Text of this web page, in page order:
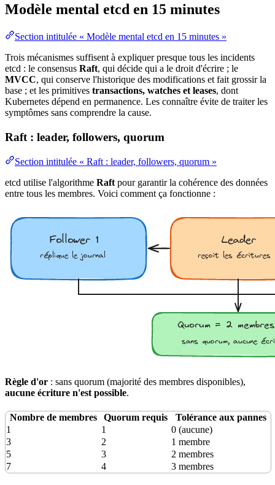
Modèle mental etcd en 15 minutes
Section intitulée « Modèle mental etcd en 15 minutes »
Trois mécanismes suffisent à expliquer presque tous les incidents
etcd : le consensus Raft, qui décide qui a le droit d'écrire ; le
MVCC, qui conserve l'historique des modifications et fait grossir la
base ; et les primitives transactions, watches et leases, dont
Kubernetes dépend en permanence. Les connaître évite de traiter les
symptômes sans comprendre la cause.
Raft : leader, followers, quorum
Section intitulée « Raft : leader, followers, quorum »
etcd utilise l'algorithme Raftpour garantir la cohérence des données
entre tous les membres. Voici comment ça fonctionne :
Règle d'or : sans quorum (majorité des membres disponibles),
aucune écriture n'est possible.
Nombre de membres Quorum requis
Tolérance aux pannes
1
1
0 (aucune)
3
2
1 membre
5
3
2 membres
7
4 3 membres